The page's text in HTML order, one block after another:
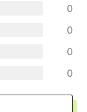
0
0
0
0